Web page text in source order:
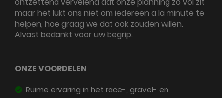
maar het lukt ons niet om iedereen a la minute te
helpen, hoe graag we dat ook zouden willen.
Alvast bedankt voor uw begrip.
ONZE VOORDELEN
Ruime ervaring in het race-, gravel- en